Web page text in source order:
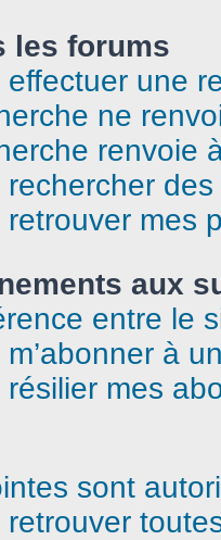
les forums
une
ne
renvoie
mes
aux
entre le
à
mes
sont